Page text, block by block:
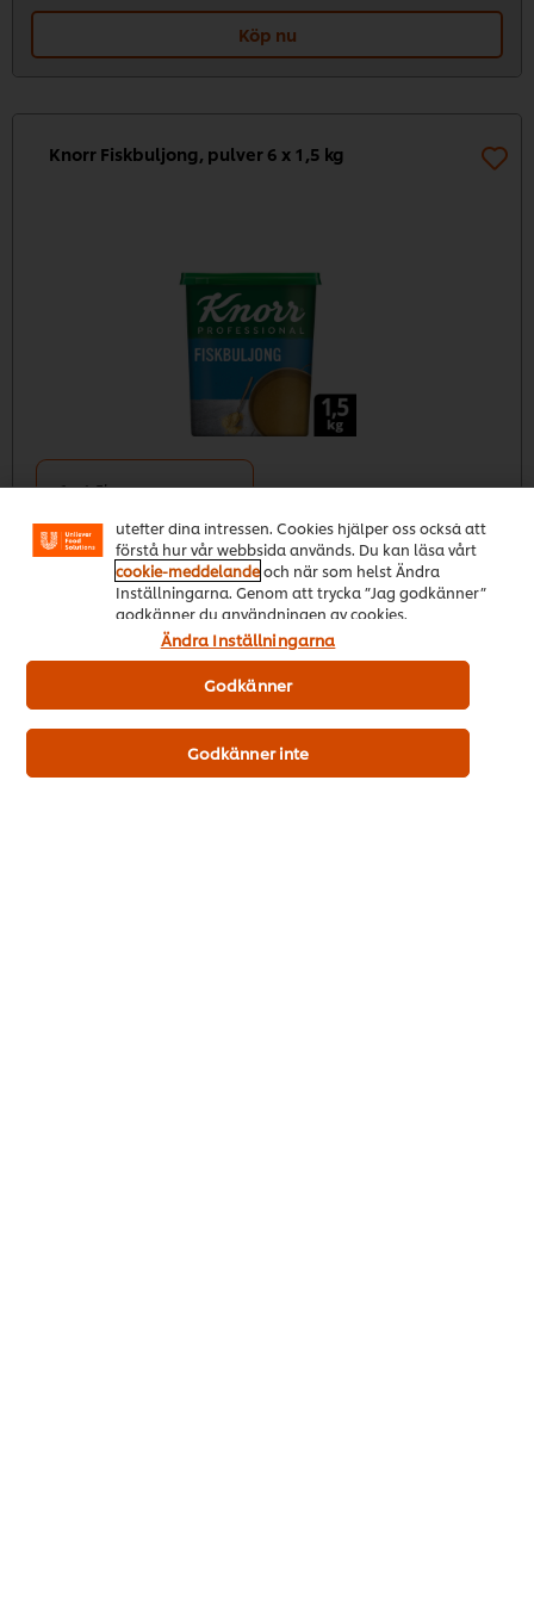
Köp nu
Knorr Fiskbuljong, pulver 6 x 1,5 kg
6 x 1,5kg
Rekommenderat pris
Lägg i kundvagn
Köp nu
Vi använder cookies och andra tekniker för att
förbättra din upplevelse på vår webbsida. Cookies
möjliggör vissa funktioner för dig, så som
delningsfunktion för sociala medier (Facebook,
utefter dina intressen. Cookies hjälper oss också att
förstå hur vår webbsida används. Du kan läsa vårt
cookie-meddelandeoch när som helst Ändra
Inställningarna. Genom att trycka ”Jag godkänner”
godkänner du användningen av cookies.
Ändra Inställningarna
Godkänner inte
Godkänner